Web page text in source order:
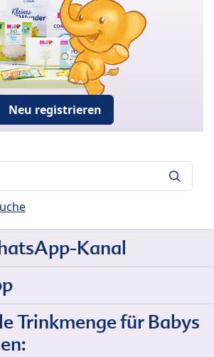
Neu registrieren
Kanal
Trinkmenge für Babys